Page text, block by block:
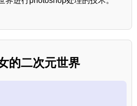
的二次元世界